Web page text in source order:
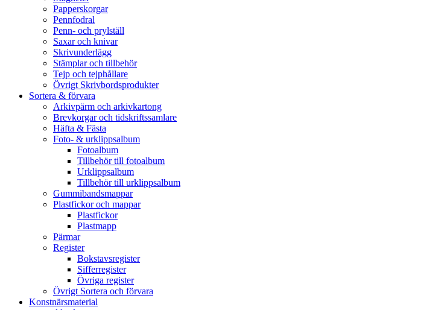
Papperskorgar
Pennfodral
Penn- och prylställ
Saxar och knivar
Skrivunderlägg
Stämplar och tillbehör
Tejp och tejphållare
Övrigt Skrivbordsprodukter
Sortera & förvara
Arkivpärm och arkivkartong
Brevkorgar och tidskriftssamlare
Häfta & Fästa
Foto- & urklippsalbum
Fotoalbum
Tillbehör till fotoalbum
Urklippsalbum
Tillbehör till urklippsalbum
Gummibandsmappar
Plastfickor och mappar
Plastfickor
Plastmapp
Pärmar
Register
Bokstavsregister
Sifferregister
Övriga register
Övrigt Sortera och förvara
Konstnärsmaterial